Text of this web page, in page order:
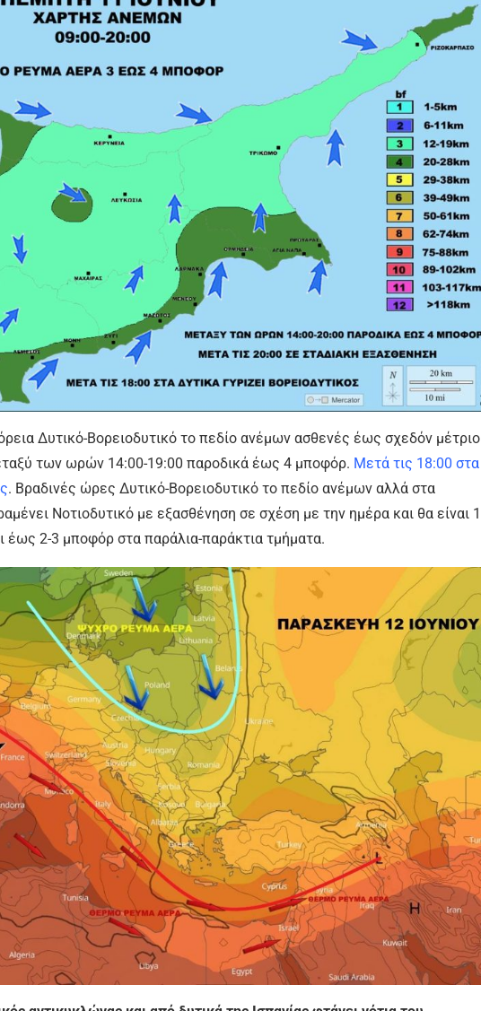
Δυτικό-Βορειοδυτικό το πεδίο ανέμων ασθενές έως σχεδόν μέτριο
των ωρών 14:00-19:00 παροδικά έως 4 μποφόρ. Μετά τις 18:00 στα
. Βραδινές ώρες Δυτικό-Βορειοδυτικό το πεδίο ανέμων αλλά στα
Νοτιοδυτικό με εξασθένηση σε σχέση με την ημέρα και θα είναι 1
έως 2-3 μποφόρ στα παράλια-παράκτια τμήματα.